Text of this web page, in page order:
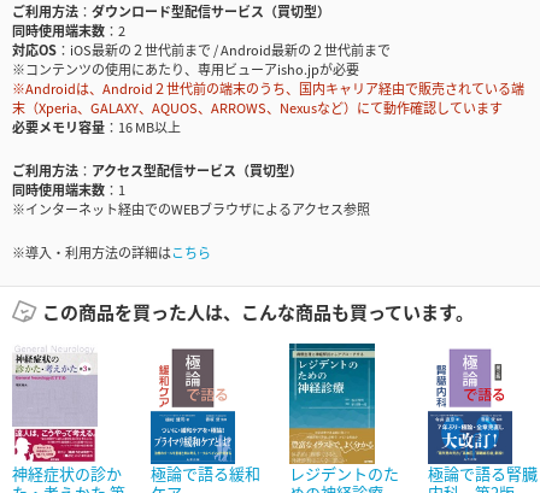
ご利用方法
ダウンロード型配信サービス（買切型）
同時使用端末数
2
対応OS
iOS最新の２世代前まで / Android最新の２世代前まで
※コンテンツの使用にあたり、専用ビューアisho.jpが必要
※Androidは、Android２世代前の端末のうち、国内キャリア経由で販売されている端
末（Xperia、GALAXY、AQUOS、ARROWS、Nexusなど）にて動作確認しています
必要メモリ容量
16 MB以上
ご利用方法
アクセス型配信サービス（買切型）
同時使用端末数
1
※インターネット経由でのWEBブラウザによるアクセス参照
※導入・利用方法の詳細はこちら
この商品を買った人は、こんな商品も買っています。
神経症状の診か
極論で語る緩和
レジデントのた
極論で語る腎臓